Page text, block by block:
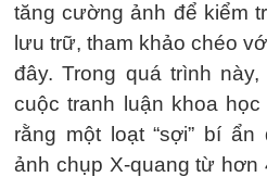
tăng cường ảnh để kiểm
lưu trữ, tham khảo chéo
đây. Trong quá trình
cuộc tranh luận khoa
rằng một loạt “sợi” bí
ảnh chụp X-quang từ